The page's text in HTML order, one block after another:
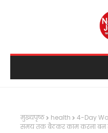
मुख्यपृष्ठ health
4-Day
समय तक बैठकर काम करना बन